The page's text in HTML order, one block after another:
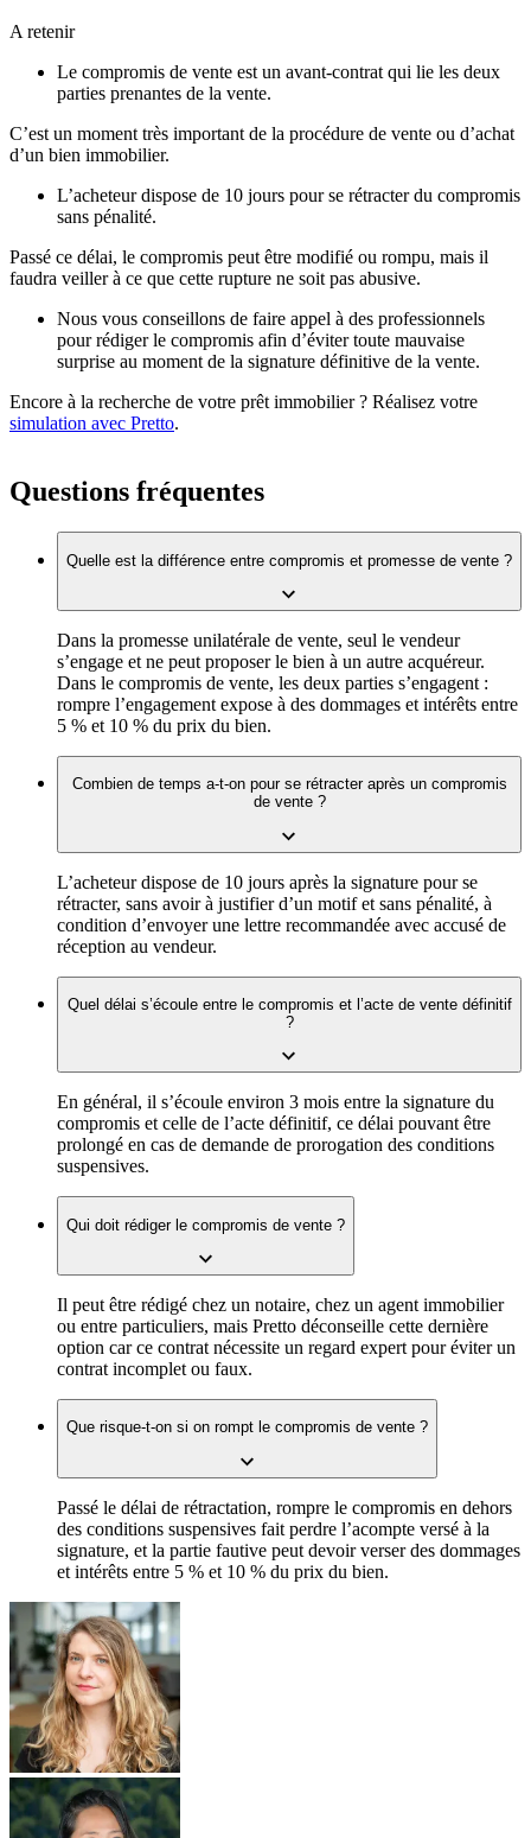
A retenir
Le compromis de vente est un avant-contrat qui lie les deux
parties prenantes de la vente.
C’est un moment très important de la procédure de vente ou d’achat
d’un bien immobilier.
L’acheteur dispose de 10 jours pour se rétracter du compromis
sans pénalité.
Passé ce délai, le compromis peut être modifié ou rompu, mais il
faudra veiller à ce que cette rupture ne soit pas abusive.
Nous vous conseillons de faire appel à des professionnels
pour rédiger le compromis afin d’éviter toute mauvaise
surprise au moment de la signature définitive de la vente.
Encore à la recherche de votre prêt immobilier ? Réalisez votre
simulation avec Pretto.
Questions fréquentes
Quelle est la différence entre compromis et promesse de vente ?
Dans la promesse unilatérale de vente, seul le vendeur
s’engage et ne peut proposer le bien à un autre acquéreur.
Dans le compromis de vente, les deux parties s’engagent :
rompre l’engagement expose à des dommages et intérêts entre
5 % et 10 % du prix du bien.
Combien de temps a-t-on pour se rétracter après un compromis
de vente ?
L’acheteur dispose de 10 jours après la signature pour se
rétracter, sans avoir à justifier d’un motif et sans pénalité, à
condition d’envoyer une lettre recommandée avec accusé de
réception au vendeur.
Quel délai s’écoule entre le compromis et l’acte de vente définitif
?
En général, il s’écoule environ 3 mois entre la signature du
compromis et celle de l’acte définitif, ce délai pouvant être
prolongé en cas de demande de prorogation des conditions
suspensives.
Qui doit rédiger le compromis de vente ?
Il peut être rédigé chez un notaire, chez un agent immobilier
ou entre particuliers, mais Pretto déconseille cette dernière
option car ce contrat nécessite un regard expert pour éviter un
contrat incomplet ou faux.
Que risque-t-on si on rompt le compromis de vente ?
Passé le délai de rétractation, rompre le compromis en dehors
des conditions suspensives fait perdre l’acompte versé à la
signature, et la partie fautive peut devoir verser des dommages
et intérêts entre 5 % et 10 % du prix du bien.